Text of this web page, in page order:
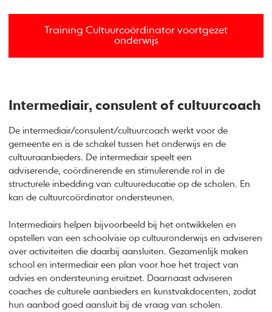
Training Cultuurcoördinator voortgezet
onderwijs
Intermediair, consulent of cultuurcoach
De intermediair/consulent/cultuurcoach werkt voor de
gemeente en is de schakel tussen het onderwijs en de
cultuuraanbieders. De intermediair speelt een
adviserende, coördinerende en stimulerende rol in de
structurele inbedding van cultuureducatie op de scholen. En
kan de cultuurcoördinator ondersteunen.
Intermediairs helpen bijvoorbeeld bij het ontwikkelen en
opstellen van een schoolvisie op cultuuronderwijs en adviseren
over activiteiten die daarbij aansluiten. Gezamenlijk maken
school en intermediair een plan voor hoe het traject van
advies en ondersteuning eruitziet. Daarnaast adviseren
coaches de culturele aanbieders en kunstvakdocenten, zodat
hun aanbod goed aansluit bij de vraag van scholen.